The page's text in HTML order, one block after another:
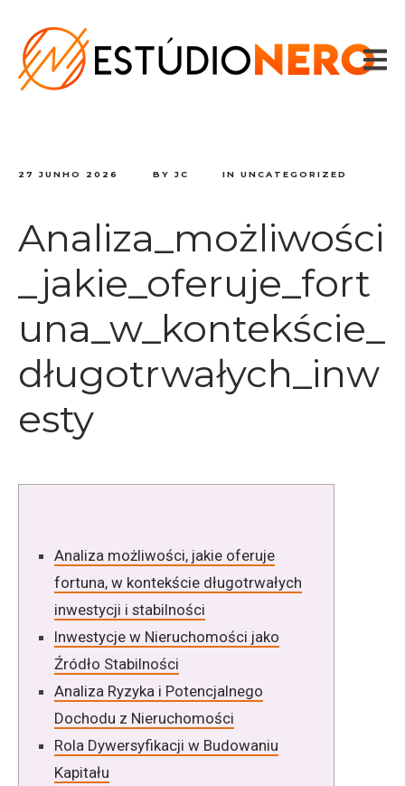
VOZES
CONTATO
27 JUNHO 2026 BY JC IN UNCATEGORIZED
Analiza_możliwości
_jakie_oferuje_fort
una_w_kontekście_
długotrwałych_inw
esty
Analiza możliwości, jakie oferuje
fortuna, w kontekście długotrwałych
inwestycji i stabilności
Inwestycje w Nieruchomości jako
Źródło Stabilności
Analiza Ryzyka i Potencjalnego
Dochodu z Nieruchomości
Rola Dywersyfikacji w Budowaniu
Kapitału